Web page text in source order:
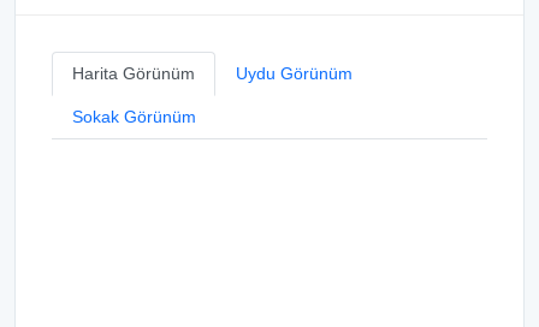
Harita Görünüm Uydu Görünüm
Sokak Görünüm